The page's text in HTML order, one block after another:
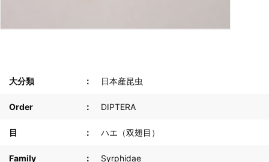
大分類 日本産昆虫
Order DIPTERA
目 ハエ（双翅目）
Family Syrphidae